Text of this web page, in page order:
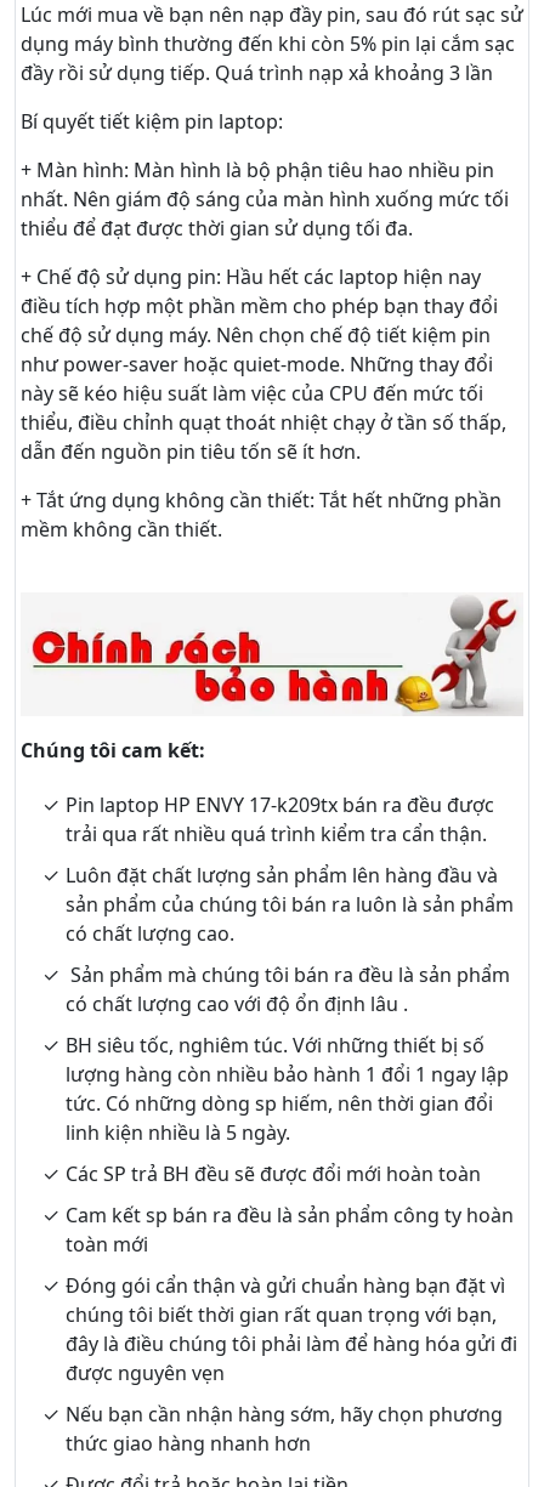
Lúc mới mua về bạn nên nạp đầy pin, sau đó rút sạc sử
dụng máy bình thường đến khi còn 5% pin lại cắm sạc
đầy rồi sử dụng tiếp. Quá trình nạp xả khoảng 3 lần
Bí quyết tiết kiệm pin laptop:
+ Màn hình: Màn hình là bộ phận tiêu hao nhiều pin
nhất. Nên giám độ sáng của màn hình xuống mức tối
thiểu để đạt được thời gian sử dụng tối đa.
+ Chế độ sử dụng pin: Hầu hết các laptop hiện nay
điều tích hợp một phần mềm cho phép bạn thay đổi
chế độ sử dụng máy. Nên chọn chế độ tiết kiệm pin
như power-saver hoặc quiet-mode. Những thay đổi
này sẽ kéo hiệu suất làm việc của CPU đến mức tối
thiểu, điều chỉnh quạt thoát nhiệt chạy ở tần số thấp,
dẫn đến nguồn pin tiêu tốn sẽ ít hơn.
+ Tắt ứng dụng không cần thiết: Tắt hết những phần
mềm không cần thiết.
Chúng tôi cam kết:
Pin laptop HP ENVY 17-k209tx bán ra đều được
trải qua rất nhiều quá trình kiểm tra cẩn thận.
Luôn đặt chất lượng sản phẩm lên hàng đầu và
sản phẩm của chúng tôi bán ra luôn là sản phẩm
có chất lượng cao.
Sản phẩm mà chúng tôi bán ra đều là sản phẩm
có chất lượng cao với độ ổn định lâu .
BH siêu tốc, nghiêm túc. Với những thiết bị số
lượng hàng còn nhiều bảo hành 1 đổi 1 ngay lập
tức. Có những dòng sp hiếm, nên thời gian đổi
linh kiện nhiều là 5 ngày.
Các SP trả BH đều sẽ được đổi mới hoàn toàn
Cam kết sp bán ra đều là sản phẩm công ty hoàn
toàn mới
Đóng gói cẩn thận và gửi chuẩn hàng bạn đặt vì
chúng tôi biết thời gian rất quan trọng với bạn,
đây là điều chúng tôi phải làm để hàng hóa gửi đi
được nguyên vẹn
Nếu bạn cần nhận hàng sớm, hãy chọn phương
thức giao hàng nhanh hơn